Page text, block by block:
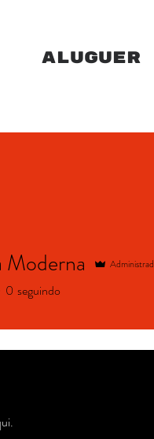
Moderna
0 seguindo